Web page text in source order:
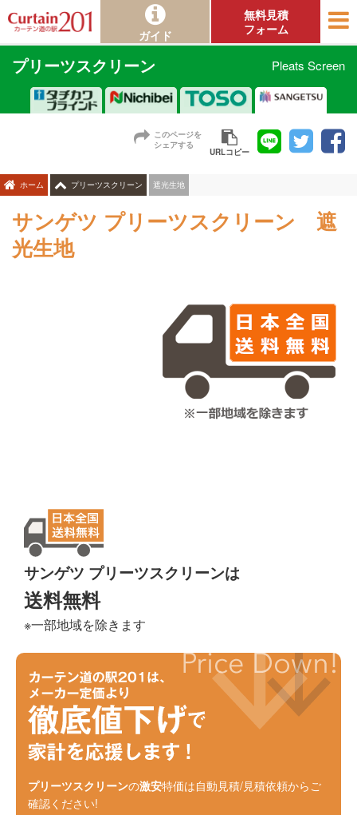
ガイド
無料見積
フォーム
プリーツスクリーン Pleats Screen
このページを
シェアする
URLコピー
ホーム プリーツスクリーン 遮光生地
サンゲツ プリーツスクリーン 遮
光生地
サンゲツ プリーツスクリーンは
送料無料
※一部地域を除きます
プリーツスクリーンの激安特価は自動見積/見積依頼からご
確認ください!